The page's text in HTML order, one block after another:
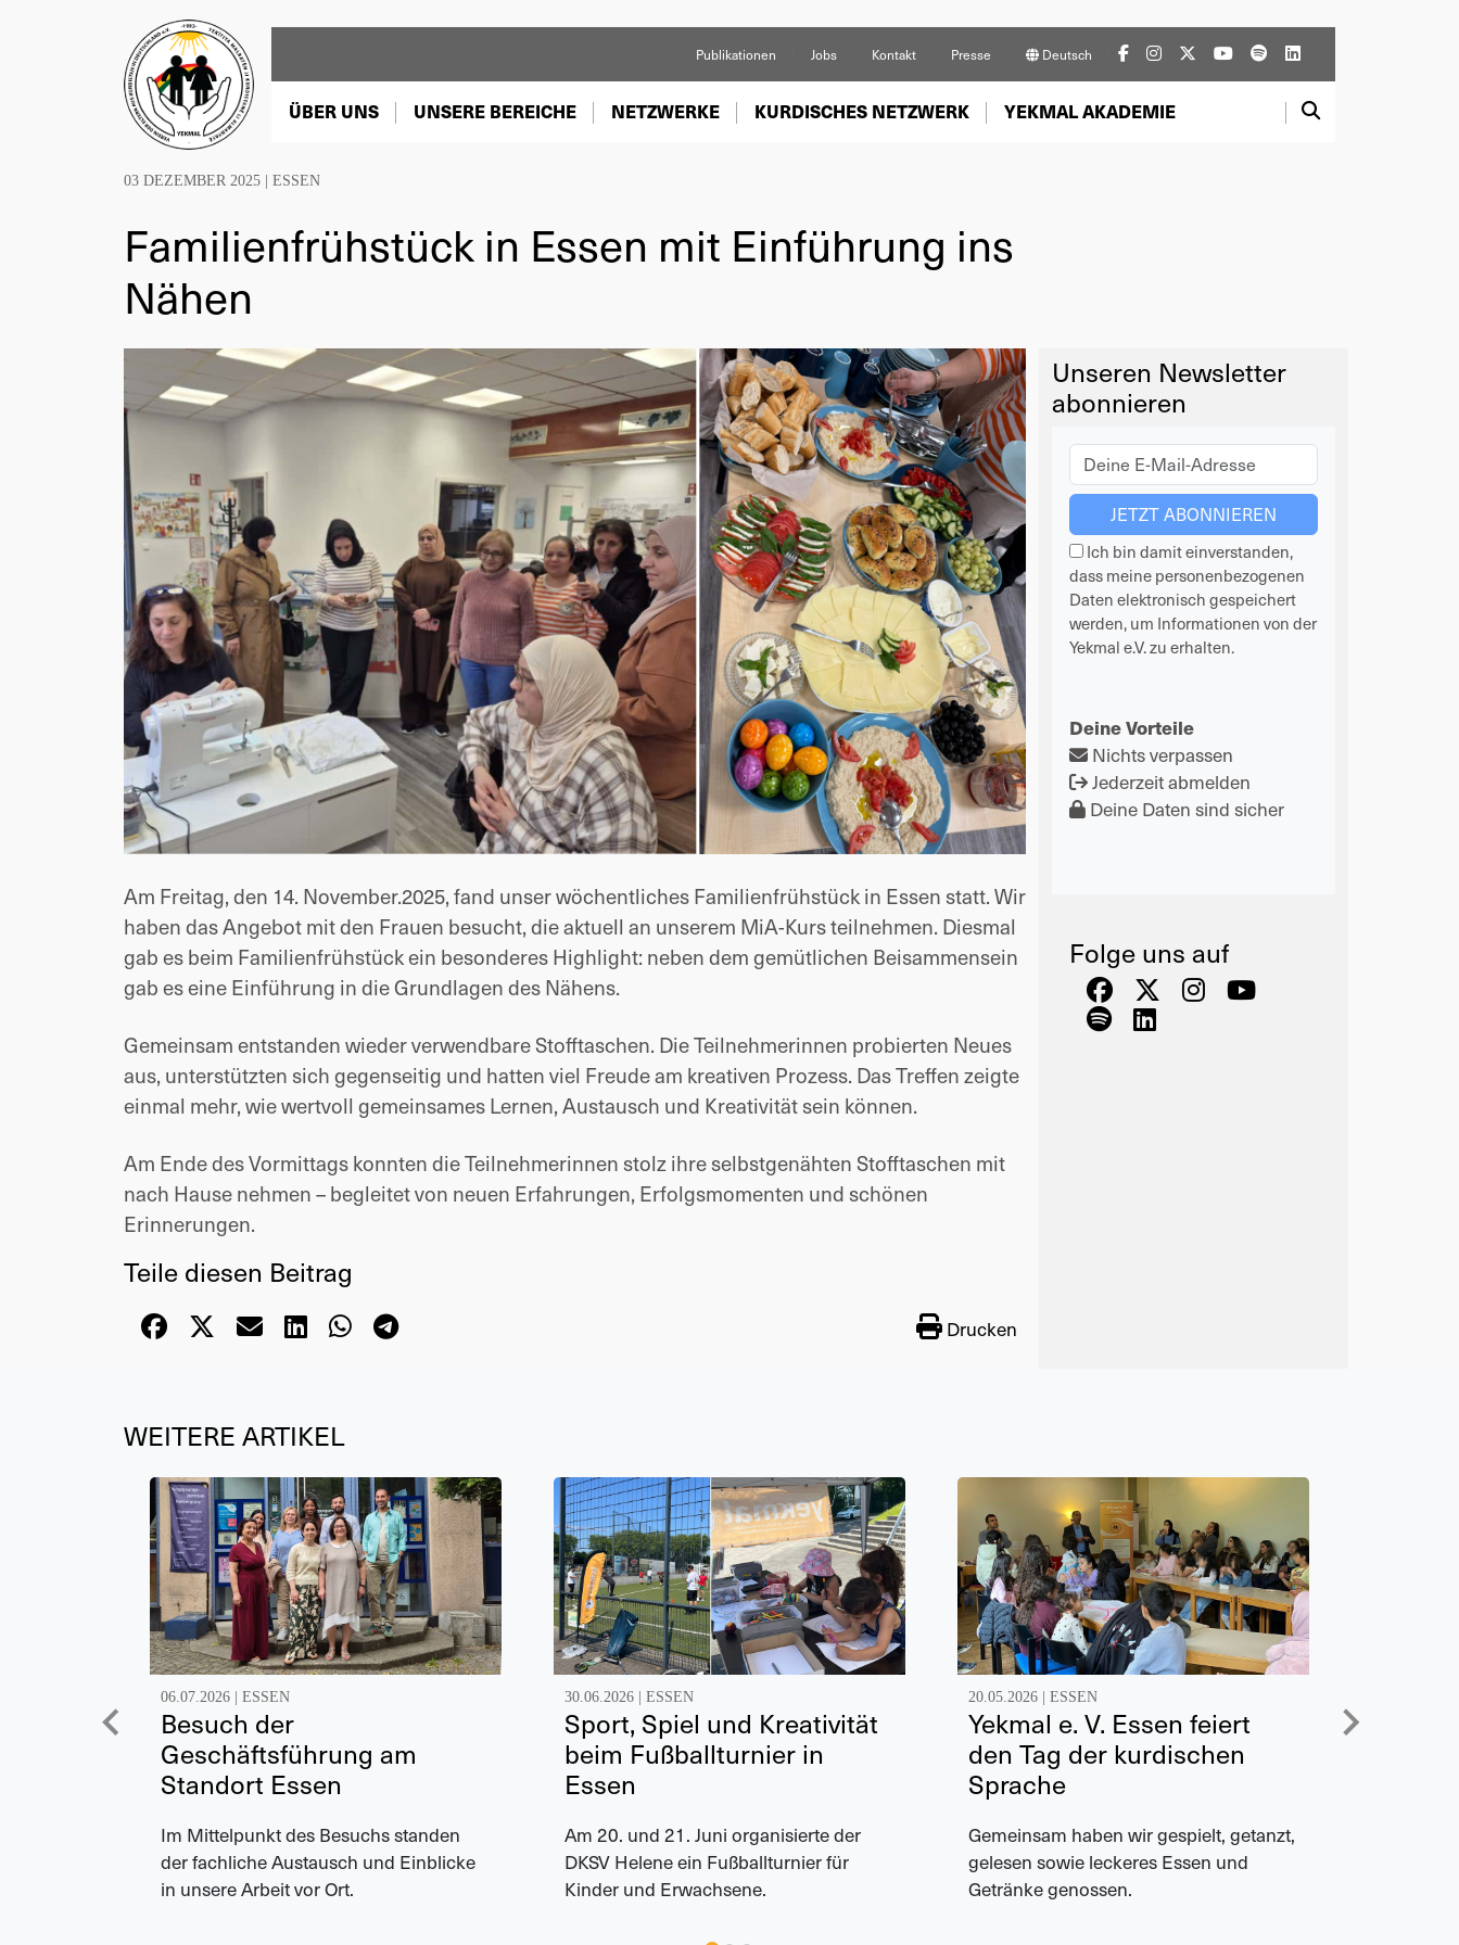
Publikationen Jobs Kontakt Presse Deutsch
ÜBER UNS UNSERE BEREICHE NETZWERKE KURDISCHES NETZWERK YEKMAL AKADEMIE
03 DEZEMBER 2025 | ESSEN
Familienfrühstück in Essen mit Einführung ins
Nähen
Am Freitag, den 14. November.2025, fand unser wöchentliches Familienfrühstück in Essen statt. Wir
haben das Angebot mit den Frauen besucht, die aktuell an unserem MiA-Kurs teilnehmen. Diesmal
gab es beim Familienfrühstück ein besonderes Highlight: neben dem gemütlichen Beisammensein
gab es eine Einführung in die Grundlagen des Nähens.
Gemeinsam entstanden wieder verwendbare Stofftaschen. Die Teilnehmerinnen probierten Neues
aus, unterstützten sich gegenseitig und hatten viel Freude am kreativen Prozess. Das Treffen zeigte
einmal mehr, wie wertvoll gemeinsames Lernen, Austausch und Kreativität sein können.
Am Ende des Vormittags konnten die Teilnehmerinnen stolz ihre selbstgenähten Stofftaschen mit
nach Hause nehmen – begleitet von neuen Erfahrungen, Erfolgsmomenten und schönen
Erinnerungen.
Teile diesen Beitrag
Drucken
Unseren Newsletter
abonnieren
Ich bin damit einverstanden,
dass meine personenbezogenen
Daten elektronisch gespeichert
werden, um Informationen von der
Yekmal e.V. zu erhalten.
Deine Vorteile
Nichts verpassen
Jederzeit abmelden
Deine Daten sind sicher
Folge uns auf
WEITERE ARTIKEL
06.07.2026 | ESSEN
Besuch der
Geschäftsführung am
Standort Essen
Im Mittelpunkt des Besuchs standen
der fachliche Austausch und Einblicke
in unsere Arbeit vor Ort.
30.06.2026 | ESSEN
Sport, Spiel und Kreativität
beim Fußballturnier in
Essen
Am 20. und 21. Juni organisierte der
DKSV Helene ein Fußballturnier für
Kinder und Erwachsene.
20.05.2026 | ESSEN
Yekmal e. V. Essen feiert
den Tag der kurdischen
Sprache
Gemeinsam haben wir gespielt, getanzt,
gelesen sowie leckeres Essen und
Getränke genossen.